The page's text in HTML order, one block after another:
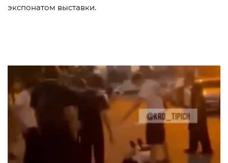
экспонатом выставки.